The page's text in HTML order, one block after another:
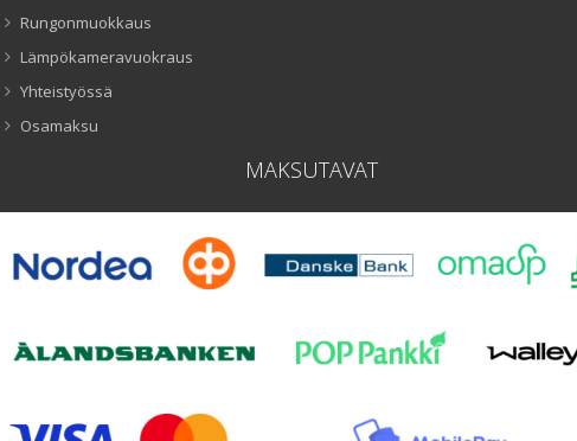
Rungonmuokkaus
Lämpökameravuokraus
Yhteistyössä
Osamaksu
MAKSUTAVAT